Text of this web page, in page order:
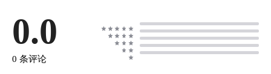
0.0
0 条评论